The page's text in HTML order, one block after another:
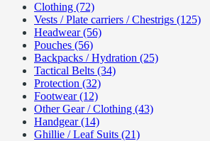
Clothing (72)
Vests / Plate carriers / Chestrigs (125)
Headwear (56)
Pouches (56)
Backpacks / Hydration (25)
Tactical Belts (34)
Protection (32)
Footwear (12)
Other Gear / Clothing (43)
Handgear (14)
Ghillie / Leaf Suits (21)